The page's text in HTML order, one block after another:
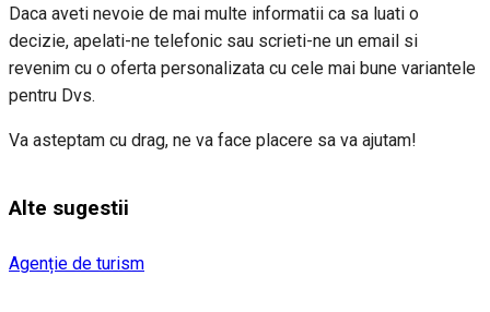
Daca aveti nevoie de mai multe informatii ca sa luati o
decizie, apelati-ne telefonic sau scrieti-ne un email si
revenim cu o oferta personalizata cu cele mai bune variantele
pentru Dvs.
Va asteptam cu drag, ne va face placere sa va ajutam!
Alte sugestii
Agenție de turism